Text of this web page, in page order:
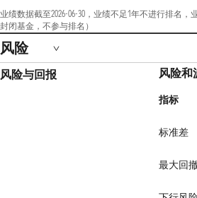
业绩数据截至2026-06-30，业绩不足1年不进行排名
封闭基金，不参与排名）
风险
风险与回报 风险和
指标
标准差
最大回